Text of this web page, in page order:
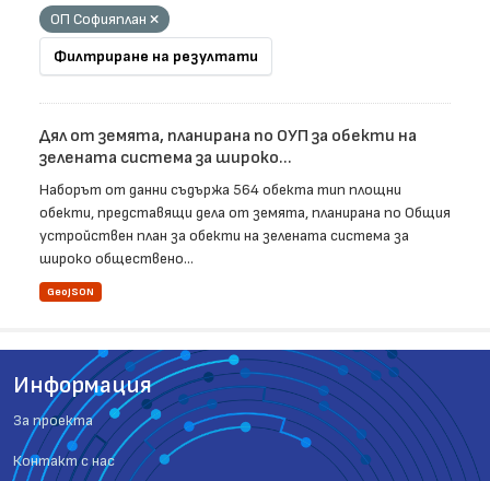
ОП Софияплан
Филтриране на резултати
Дял от земята, планирана по ОУП за обекти на
зелената система за широко...
Наборът от данни съдържа 564 обекта тип площни
обекти, представящи дела от земята, планирана по Общия
устройствен план за обекти на зелената система за
широко обществено...
GeoJSON
Информация
За проекта
Контакт с нас